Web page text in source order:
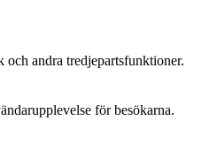
andra tredjepartsfunktioner.
för besökarna.